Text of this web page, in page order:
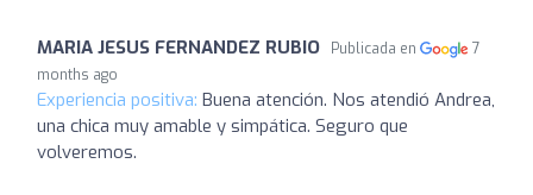
MARIA JESUS FERNANDEZ RUBIO Publicada en
7
months ago
Experiencia positiva: Buena atención. Nos atendió Andrea,
una chica muy amable y simpática. Seguro que
volveremos.